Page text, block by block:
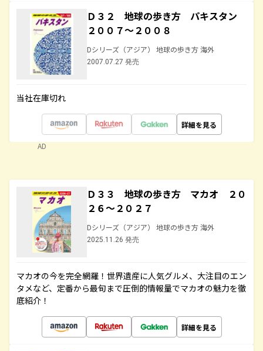
Ｄ３２ 地球の歩き方 パキスタン
２００７～２００８
Dシリーズ（アジア） 地球の歩き方 海外
2007.07.27 発売
当社在庫切れ
詳細を見る
AD
Ｄ３３ 地球の歩き方 マカオ ２０
２６～２０２７
Dシリーズ（アジア） 地球の歩き方 海外
2025.11.26 発売
マカオの今を完全網羅！世界遺産に人気グルメ、大注目のエン
タメなど、定番から最旬まで圧倒的情報量でマカオの魅力を徹
底紹介！
詳細を見る